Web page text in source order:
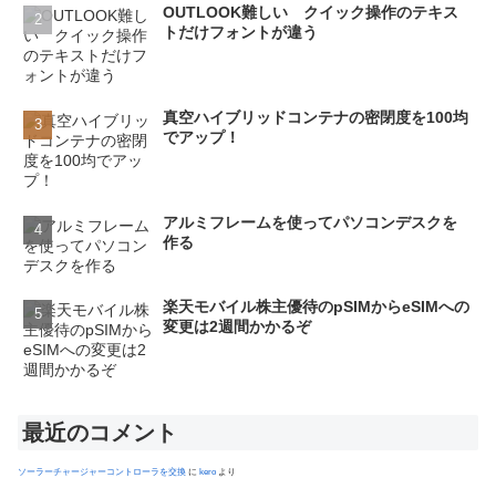
OUTLOOK難しい クイック操作のテキス
トだけフォントが違う
真空ハイブリッドコンテナの密閉度を100均
でアップ！
アルミフレームを使ってパソコンデスクを
作る
楽天モバイル株主優待のpSIMからeSIMへの
変更は2週間かかるぞ
最近のコメント
ソーラーチャージャーコントローラを交換 に kero より